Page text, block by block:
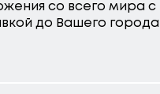
со всего мира с
до Вашего города